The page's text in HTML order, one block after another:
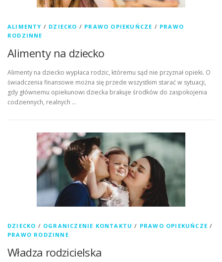
ALIMENTY / DZIECKO / PRAWO OPIEKUŃCZE / PRAWO
RODZINNE
Alimenty na dziecko
Alimenty na dziecko wypłaca rodzic, któremu sąd nie przyznał opieki. O
świadczenia finansowe można się przede wszystkim starać w sytuacji,
gdy głównemu opiekunowi dziecka brakuje środków do zaspokojenia
codziennych, realnych …
DZIECKO / OGRANICZENIE KONTAKTU / PRAWO OPIEKUŃCZE /
PRAWO RODZINNE
Władza rodzicielska